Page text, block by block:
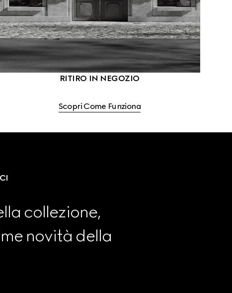
RITIRO IN NEGOZIO
Scopri Come Funziona
collezione,
novità della